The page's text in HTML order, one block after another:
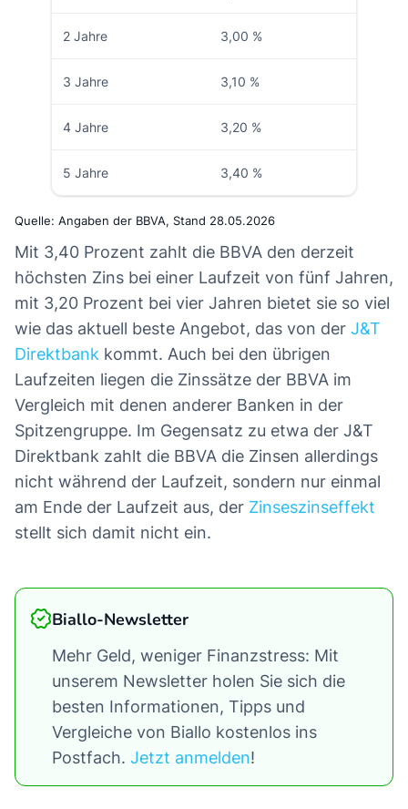
2 Jahre 3,00 %
3 Jahre 3,10 %
4 Jahre 3,20 %
5 Jahre 3,40 %
Quelle: Angaben der BBVA, Stand 28.05.2026
Mit 3,40 Prozent zahlt die BBVA den derzeit
höchsten Zins bei einer Laufzeit von fünf Jahren,
mit 3,20 Prozent bei vier Jahren bietet sie so viel
wie das aktuell beste Angebot, das von der J&T
Direktbank kommt. Auch bei den übrigen
Laufzeiten liegen die Zinssätze der BBVA im
Vergleich mit denen anderer Banken in der
Spitzengruppe. Im Gegensatz zu etwa der J&T
Direktbank zahlt die BBVA die Zinsen allerdings
nicht während der Laufzeit, sondern nur einmal
am Ende der Laufzeit aus, der Zinseszinseffekt
stellt sich damit nicht ein.
Biallo-Newsletter
Mehr Geld, weniger Finanzstress: Mit
unserem Newsletter holen Sie sich die
besten Informationen, Tipps und
Vergleiche von Biallo kostenlos ins
Postfach. Jetzt anmelden!